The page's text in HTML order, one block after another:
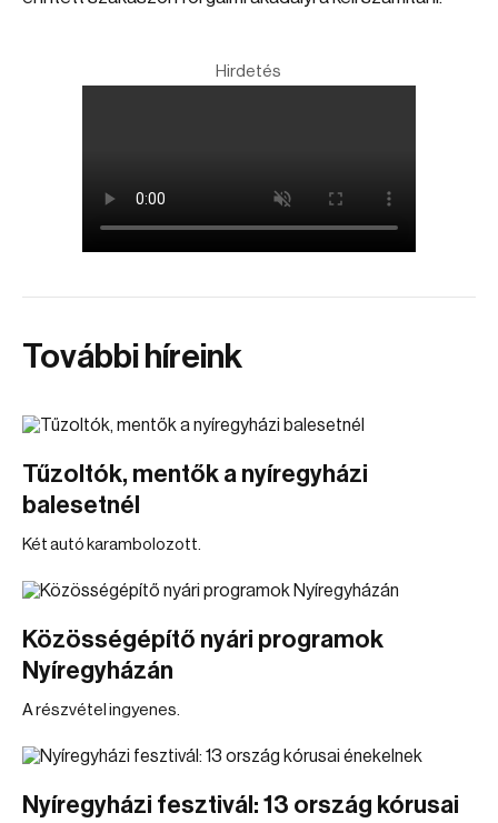
Hirdetés
További híreink
Tűzoltók, mentők a nyíregyházi
balesetnél
Két autó karambolozott.
Közösségépítő nyári programok
Nyíregyházán
A részvétel ingyenes.
Nyíregyházi fesztivál: 13 ország kórusai